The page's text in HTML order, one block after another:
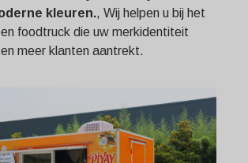
kleuren., Wij helpen u bij het
foodtruck die uw merkidentiteit
meer klanten aantrekt.